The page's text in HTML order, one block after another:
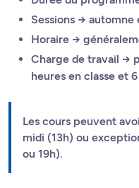
Sessions → automne
Horaire →
Charge de travail →
heures en classe et
Les cours peuvent
midi (13h) ou
ou 19h).